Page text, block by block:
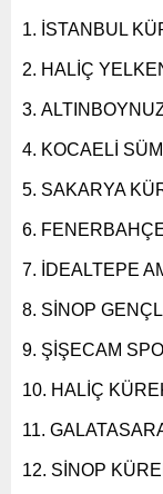
İSTANBUL
HALİÇ
KOCAELİ
SAKARYA
İDEALTEPE
SİNOP
ŞİŞECAM
HALİÇ
SİNOP